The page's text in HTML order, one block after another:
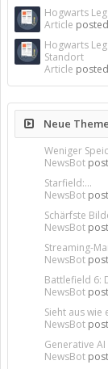
Hogwarts
Article posted
Hogwarts
Standort
Article posted
Neue
Weniger
NewsBot
Starfield:...
NewsBot
Schärfste
NewsBot
Streaming-
NewsBot
Battlefield 6:
NewsBot
Sieht aus wie
NewsBot
Generative
NewsBot